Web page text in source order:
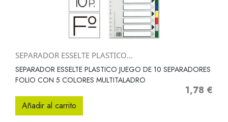
SEPARADOR ESSELTE PLASTICO...
SEPARADOR ESSELTE PLASTICO JUEGO DE 10 SEPARADORES
FOLIO CON 5 COLORES MULTITALADRO
Precio
1,78 €
Añadir al carrito